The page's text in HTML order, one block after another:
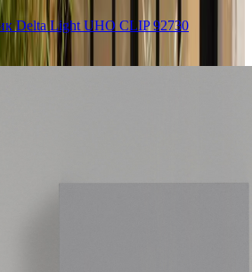
Delta Light UHO CLIP 92730